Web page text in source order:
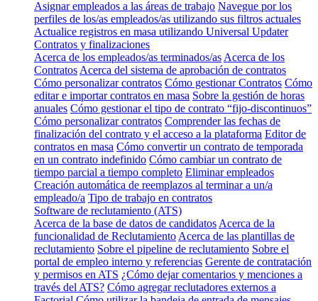
Asignar empleados a las áreas de trabajo Navegue por los
perfiles de los/as empleados/as utilizando sus filtros actuales
Actualice registros en masa utilizando Universal Updater
Contratos y finalizaciones
Acerca de los empleados/as terminados/as Acerca de los
Contratos Acerca del sistema de aprobación de contratos
Cómo personalizar contratos Cómo gestionar Contratos Cómo
editar e importar contratos en masa Sobre la gestión de horas
anuales Cómo gestionar el tipo de contrato “fijo-discontinuos”
Cómo personalizar contratos Comprender las fechas de
finalización del contrato y el acceso a la plataforma Editor de
contratos en masa Cómo convertir un contrato de temporada
en un contrato indefinido Cómo cambiar un contrato de
tiempo parcial a tiempo completo Eliminar empleados
Creación automática de reemplazos al terminar a un/a
empleado/a Tipo de trabajo en contratos
Software de reclutamiento (ATS)
Acerca de la base de datos de candidatos Acerca de la
funcionalidad de Reclutamiento Acerca de las plantillas de
reclutamiento Sobre el pipeline de reclutamiento Sobre el
portal de empleo interno y referencias Gerente de contratación
y permisos en ATS ¿Cómo dejar comentarios y menciones a
través del ATS? Cómo agregar reclutadores externos a